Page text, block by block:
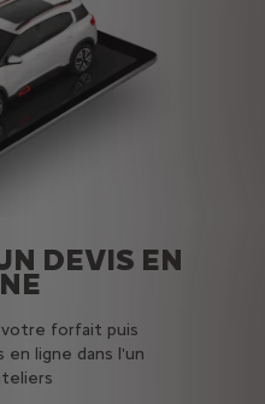
DEVIS EN
forfait puis
en ligne dans l'un